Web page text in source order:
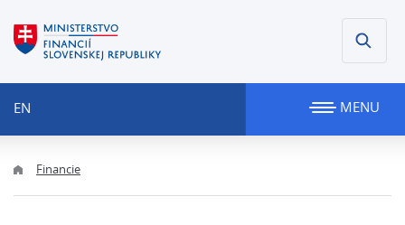
EN MENU
Financie